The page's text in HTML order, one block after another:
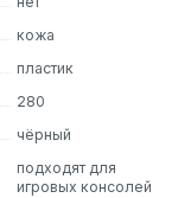
кожа
пластик
280
чёрный
подходят для
игровых консолей